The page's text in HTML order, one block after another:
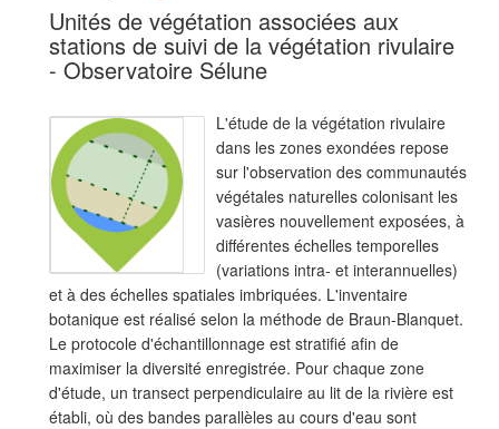
Unités de végétation associées aux
stations de suivi de la végétation rivulaire
- Observatoire Sélune
L'étude de la végétation rivulaire
dans les zones exondées repose
sur l'observation des communautés
végétales naturelles colonisant les
vasières nouvellement exposées, à
différentes échelles temporelles
(variations intra- et interannuelles)
et à des échelles spatiales imbriquées. L'inventaire
botanique est réalisé selon la méthode de Braun-Blanquet.
Le protocole d'échantillonnage est stratifié afin de
maximiser la diversité enregistrée. Pour chaque zone
d'étude, un transect perpendiculaire au lit de la rivière est
établi, où des bandes parallèles au cours d'eau sont